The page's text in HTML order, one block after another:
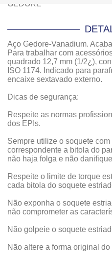
Aço Gedore-Vanadium.
Para trabalhar com
quadrado 12,7 mm (1/2¿),
ISO 1174. Indicado para
encaixe sextavado externo.
Dicas de segurança:
Respeite as normas
dos EPIs.
Sempre utilize o soquete
correspondente a bitola do
não haja folga e não
Respeite o limite de torque
cada bitola do soquete
Não exponha o soquete
não comprometer as
Não golpeie o soquete
Não altere a forma original